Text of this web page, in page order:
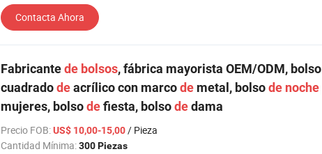
Contacta Ahora
Fabricantede bolsos, fábrica mayorista OEM/ODM, bolso
cuadradodeacrílico con marcode metal, bolsode noche
mujeres, bolsodefiesta, bolsodedama
Precio FOB:US$ 10,00-15,00/ Pieza
Cantidad Mínima:300 Piezas